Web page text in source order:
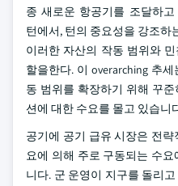
종 새로운 항공기를 조달하
턴에서, 턴의 중요성을 강조하
이러한 자산의 작동 범위와
할을한다. 이 overarching 추
동 범위를 확장하기 위해 꾸
션에 대한 수요를 몰고 있습니
공기에 공기 급유 시장은 전
요에 의해 주로 구동되는 수
니다. 군 운영이 지구를 돌리